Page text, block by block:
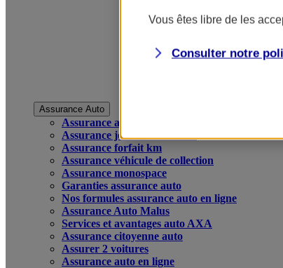
Assurance Auto
Assurance auto
Assurance jeune conducteur
Assurance forfait km
Assurance véhicule de collection
Assurance monospace
Garanties assurance auto
Nos formules assurance auto en ligne
Assurance Auto Malus
Services et avantages auto AXA
Assurance citoyenne auto
Assurer 2 voitures
Assurance auto en ligne
Vous êtes libre de les
Consulter notre